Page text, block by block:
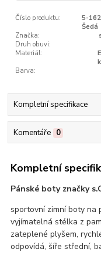
Číslo produktu:
5-
Šedá
Značka:
Druh obuvi:
Materiál:
Barva:
Kompletní specifikace
Komentáře 0
Kompletní
Pánské boty značky
sportovní zimní boty na
vyjímatelná stélka z
zateplené plyšem,
odpovídá, šíře střední,